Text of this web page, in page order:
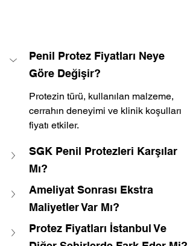
Penil Protez Fiyatları Neye
Göre Değişir?
Protezin türü, kullanılan malzeme,
cerrahın deneyimi ve klinik koşulları
fiyatı etkiler.
SGK Penil Protezleri Karşılar
Mı?
Ameliyat Sonrası Ekstra
Maliyetler Var Mı?
Protez Fiyatları İstanbul Ve